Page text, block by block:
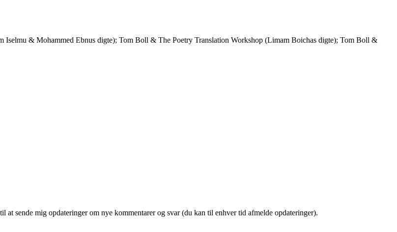
& Mohammed Ebnus digte); Tom Boll & The Poetry Translation Workshop (Limam Boichas digte); Tom Boll &
sende mig opdateringer om nye kommentarer og svar (du kan til enhver tid afmelde opdateringer).